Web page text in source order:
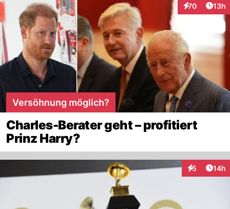
70
Interaktionen
13h
Versöhnung möglich?
Charles-Berater geht – profitiert
Prinz Harry?
5
Interaktionen
14h